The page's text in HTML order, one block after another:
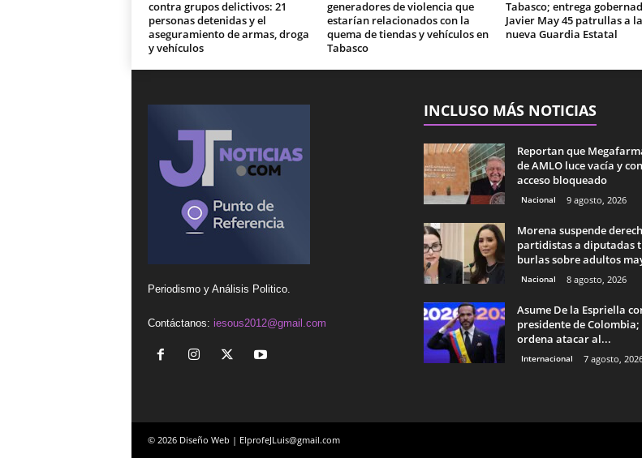
contra grupos delictivos: 21
personas detenidas y el
aseguramiento de armas, droga
y vehículos
generadores de violencia que
estarían relacionados con la
quema de tiendas y vehículos en
Tabasco
Tabasco; entrega
Javier May 45 patrullas a la
nueva Guardia Estatal
Periodismo y Análisis Politico.
Contáctanos: iesous2012@gmail.com
INCLUSO MÁS NOTICIAS
Reportan que
de AMLO luce vacía y con
acceso bloqueado
Nacional 9 agosto, 2026
Morena suspende
partidistas a diputadas
burlas sobre adultos
Nacional 8 agosto, 2026
Asume De la Espriella
presidente de Colombia;
ordena atacar al...
Internacional 7 agosto,
© 2026 Diseño Web | ElprofeJLuis@gmail.com